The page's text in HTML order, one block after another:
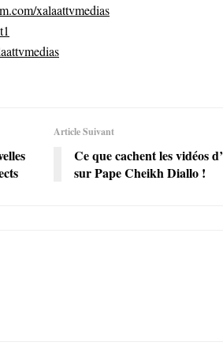
xalaattvmedias
Article Suivant
Ce que cachent les vidéos
sur Pape Cheikh Diallo !